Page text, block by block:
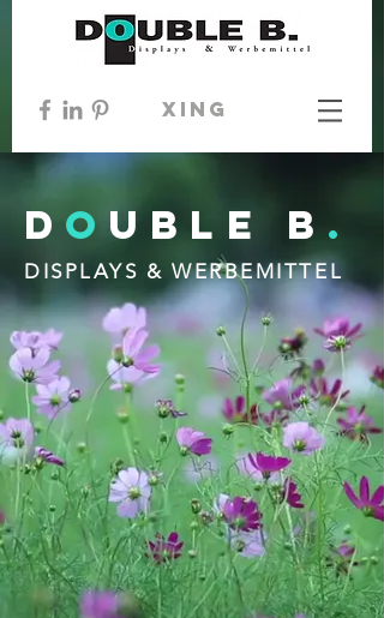
xing
D OUBLE B .
DISPLAYS & WERBEMITTEL